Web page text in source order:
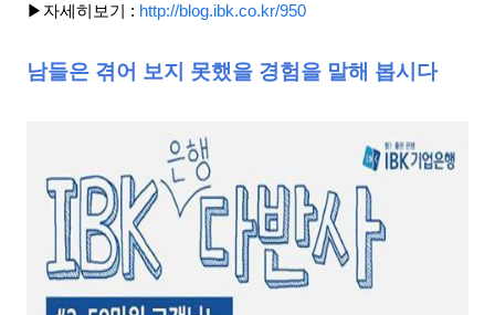
▶ 자세히보기 : http://blog.ibk.co.kr/950
남들은 겪어 보지 못했을 경험을 말해 봅시다